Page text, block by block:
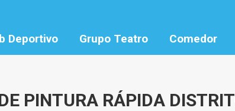
Deportivo Grupo Teatro Comedor
PINTURA RÁPIDA